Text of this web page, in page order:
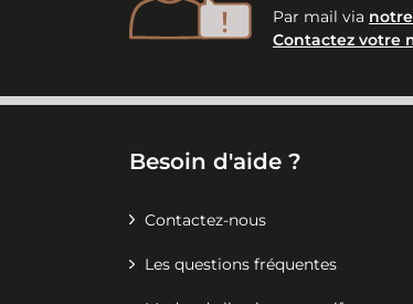
Par mail via
Contactez votre
Besoin d'aide ?
Contactez-nous
Les questions fréquentes